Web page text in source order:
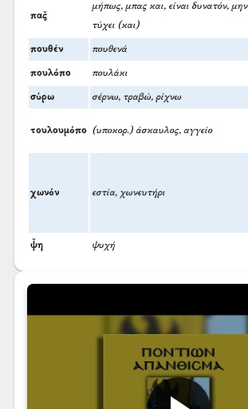
πας̌
μήπως, μπας και, είναι δυνατόν, μην
τύχει (και)
πουθέν πουθενά
πουλόπο πουλάκι
σύρω σέρνω, τραβώ, ρίχνω
τουλουμόπο (υποκορ.) άσκαυλος, αγγείο
χωνόν εστία, χωνευτήρι
ψ̌η ψυχή